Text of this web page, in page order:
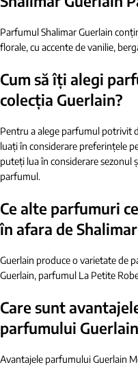
Parfumul Shalimar Guerlain
florale, cu accente de vanilie,
Cum să îți alegi
colecția Guerlain?
Pentru a alege parfumul potrivit
luați în considerare preferințele
puteți lua în considerare sezonul
parfumul.
Ce alte parfumuri
în afara de
Guerlain produce o varietate de
Guerlain, parfumul La Petite
Care sunt
parfumului
Avantajele parfumului Guerlain